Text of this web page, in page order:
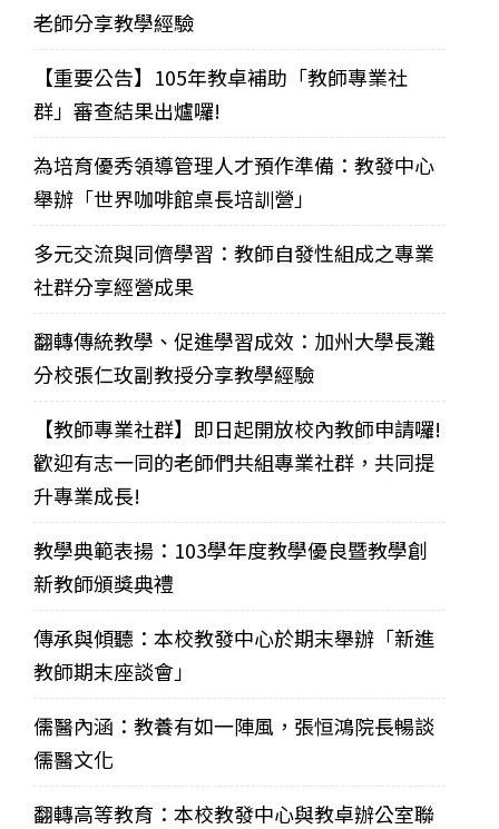
老師分享教學經驗
【重要公告】105年教卓補助「教師專業社
群」審查結果出爐囉!
為培育優秀領導管理人才預作準備：教發中心
舉辦「世界咖啡館桌長培訓營」
多元交流與同儕學習：教師自發性組成之專業
社群分享經營成果
翻轉傳統教學、促進學習成效：加州大學長灘
分校張仁玫副教授分享教學經驗
【教師專業社群】即日起開放校內教師申請囉!
歡迎有志一同的老師們共組專業社群，共同提
升專業成長!
教學典範表揚：103學年度教學優良暨教學創
新教師頒獎典禮
傳承與傾聽：本校教發中心於期末舉辦「新進
教師期末座談會」
儒醫內涵：教養有如一陣風，張恒鴻院長暢談
儒醫文化
翻轉高等教育：本校教發中心與教卓辦公室聯